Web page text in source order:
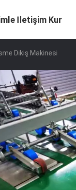
Iletişim Kur
Dikiş Makinesi